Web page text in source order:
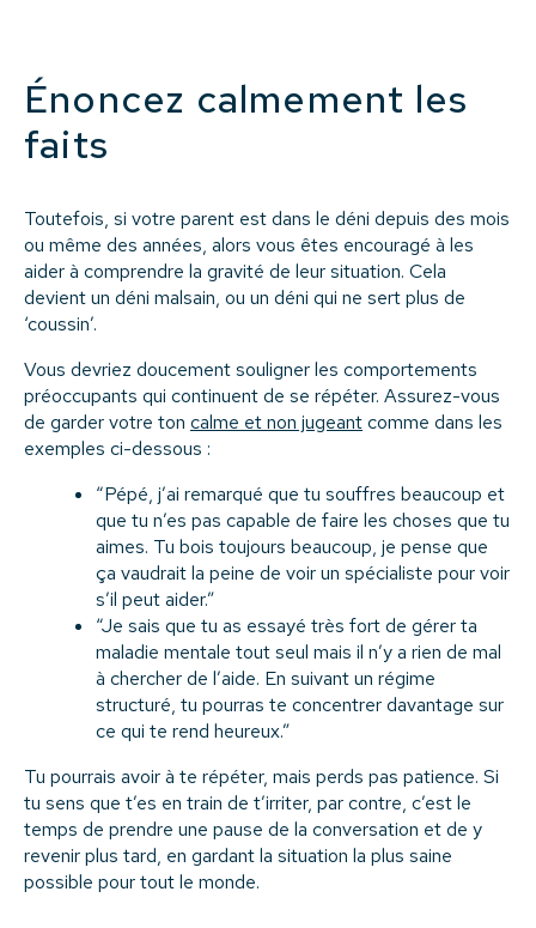
Énoncez calmement les
faits
Toutefois, si votre parent est dans le déni depuis des mois
ou même des années, alors vous êtes encouragé à les
aider à comprendre la gravité de leur situation. Cela
devient un déni malsain, ou un déni qui ne sert plus de
‘coussin’.
Vous devriez doucement souligner les comportements
préoccupants qui continuent de se répéter. Assurez-vous
de garder votre ton calme et non jugeantcomme dans les
exemples ci-dessous :
“Pépé, j’ai remarqué que tu souffres beaucoup et
que tu n’es pas capable de faire les choses que tu
aimes. Tu bois toujours beaucoup, je pense que
ça vaudrait la peine de voir un spécialiste pour voir
s’il peut aider.”
“Je sais que tu as essayé très fort de gérer ta
maladie mentale tout seul mais il n’y a rien de mal
à chercher de l’aide. En suivant un régime
structuré, tu pourras te concentrer davantage sur
ce qui te rend heureux.”
Tu pourrais avoir à te répéter, mais perds pas patience. Si
tu sens que t’es en train de t’irriter, par contre, c’est le
temps de prendre une pause de la conversation et de y
revenir plus tard, en gardant la situation la plus saine
possible pour tout le monde.